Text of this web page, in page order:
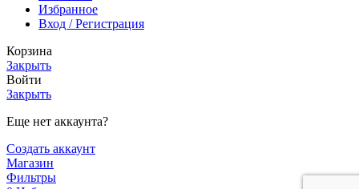
Избранное
Вход / Регистрация
Корзина
Закрыть
Войти
Закрыть
Еще нет аккаунта?
Создать аккаунт
Магазин
Фильтры